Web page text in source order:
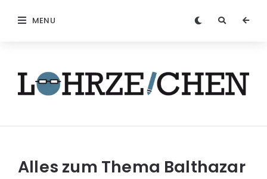
MENU
Alles zum Thema Balthazar